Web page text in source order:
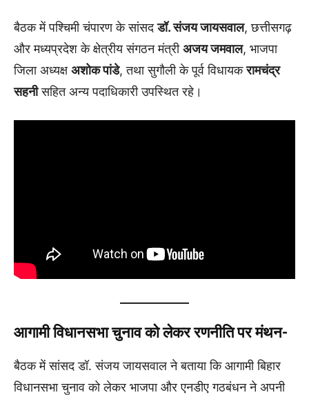
बैठक में पश्चिमी चंपारण के सांसदडॉ. संजय जायसवाल, छत्तीसगढ़
और मध्यप्रदेश के क्षेत्रीय संगठन मंत्रीअजय जमवाल, भाजपा
जिला अध्यक्षअशोक पांडे, तथा सुगौली के पूर्व विधायकरामचंद्र
सहनीसहित अन्य पदाधिकारी उपस्थित रहे।
आगामी विधानसभा चुनाव को लेकर रणनीति पर मंथन-
बैठक में सांसद डॉ. संजय जायसवाल ने बताया कि आगामी बिहार
विधानसभा चुनाव को लेकर भाजपा और एनडीए गठबंधन ने अपनी